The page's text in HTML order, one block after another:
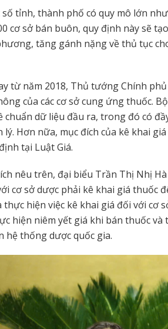
tỉnh, thành phố có quy mô lớn
cơ sở bán buôn, quy định này sẽ
tăng gánh nặng về thủ tục
từ năm 2018, Thủ tướng Chính
của các cơ sở cung ứng thuốc.
chuẩn dữ liệu đầu ra, trong đó có
lý. Hơn nữa, mục đích của kê khai
tại Luật Giá.
nêu trên, đại biểu Trần Thị Nhị
cơ sở dược phải kê khai giá thuốc
hiện việc kê khai giá đối với cơ
hiện niêm yết giá khi bán thuốc và
hệ thống dược quốc gia.